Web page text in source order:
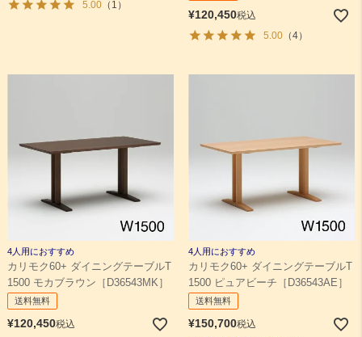
5.00（1）
¥120,450税込
5.00（4）
4人用におすすめ
カリモク60+ ダイニングテーブルT
1500 モカブラウン［D36543MK］
送料無料
¥120,450税込
4人用におすすめ
カリモク60+ ダイニングテーブルT
1500 ピュアビーチ［D36543AE］
送料無料
¥150,700税込